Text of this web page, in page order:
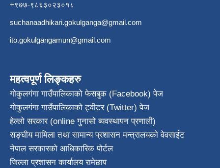
+९७७-९८६३०२३०१८
suchanaadhikari.gokulganga@gmail.com
ito.gokulgangamun@gmail.com
महत्वपूर्ण लिङ्कहरु
गोकुलगंगा गाउँपालिकाको फेसबुक (Facebook) पेज
गोकुलगंगा गाउँपालिकाको ट्वीटर (Twitter) पेज
हेल्लो सरकार (online गुनासो ब्यवस्थापन प्रणाली)
सङ्घीय मामिला तथा सामान्य प्रशासन मन्त्रालयको वेवसाईट
नेपाल सरकारको आधिकारिक पोर्टल
जिल्ला प्रशासन कार्यालय रामेछाप